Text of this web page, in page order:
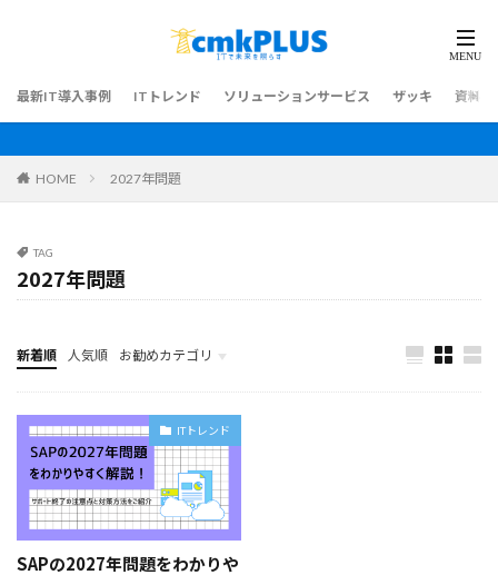
最新IT導入事例 ITトレンド ソリューションサービス ザッキ 資料ダ
HOME 2027年問題
TAG
2027年問題
新着順 人気順 お勧めカテゴリ
最新IT導入事例
ITトレンド
SAPの2027年問題をわかりや